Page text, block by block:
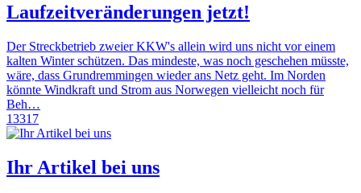
Laufzeitveränderungen jetzt!
Der Streckbetrieb zweier KKW's allein wird uns nicht vor einem
kalten Winter schützen. Das mindeste, was noch geschehen müsste,
wäre, dass Grundremmingen wieder ans Netz geht. Im Norden
könnte Windkraft und Strom aus Norwegen vielleicht noch für
Beh…
13317
Ihr Artikel bei uns